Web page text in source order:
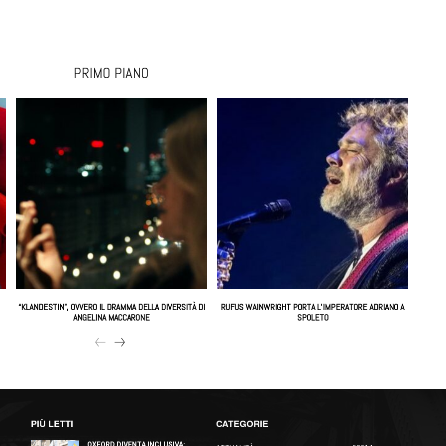
PRIMO PIANO
“KLANDESTIN”, OVVERO IL DRAMMA DELLA DIVERSITÀ DI
ANGELINA MACCARONE
RUFUS WAINWRIGHT PORTA L’IMPERATORE ADRIANO A
SPOLETO
PIÙ LETTI CATEGORIE